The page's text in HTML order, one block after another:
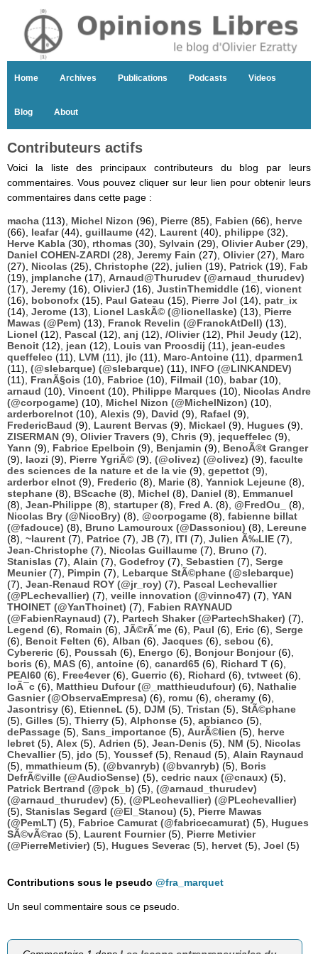
Home Archives Publications Podcasts Videos
Blog About
Contributeurs actifs
Voici la liste des principaux contributeurs du blog par leurs
commentaires. Vous pouvez cliquer sur leur lien pour obtenir leurs
commentaires dans cette page :
macha (113), Michel Nizon (96), Pierre (85), Fabien (66), herve
(66), leafar(44), guillaume (42), Laurent (40), philippe (32),
Herve Kabla (30), rthomas (30), Sylvain (29), Olivier Auber(29),
Daniel COHEN-ZARDI (28), Jeremy Fain (27), Olivier(27), Marc
(27), Nicolas (25), Christophe (22), julien (19), Patrick (19), Fab
(19), jmplanche (17), Arnaud@Thurudev (@arnaud_thurudev)
(17), Jeremy (16), OlivierJ (16), JustinThemiddle (16), vicnent
(16), bobonofx (15), Paul Gateau (15), Pierre Jol (14), patr_ix
(14), Jerome (13), Lionel LaskÃ© (@lionellaske) (13), Pierre
Mawas (@Pem) (13), Franck Revelin (@FranckAtDell) (13),
Lionel (12), Pascal (12), anj (12), /Olivier(12), Phil Jeudy (12),
Benoit (12), jean (12), Louis van Proosdij (11), jean-eudes
queffelec (11), LVM (11), jlc (11), Marc-Antoine (11), dparmen1
(11), (@slebarque) (@slebarque) (11), INFO (@LINKANDEV)
(11), FranÃ§ois (10), Fabrice (10), Filmail (10), babar(10),
arnaud (10), Vincent (10), Philippe Marques (10), Nicolas Andre
(@corpogame) (10), Michel Nizon (@MichelNizon) (10),
arderborelnot (10), Alexis (9), David (9), Rafael (9),
FredericBaud (9), Laurent Bervas (9), Mickael (9), Hugues (9),
ZISERMAN (9), Olivier Travers (9), Chris (9), jequeffelec (9),
Yann (9), Fabrice Epelboin (9), Benjamin (9), BenoÃ®t Granger
(9), laozi (9), Pierre YgriÃ© (9), (@olivez) (@olivez) (9), faculte
des sciences de la nature et de la vie (9), gepettot (9),
arderbor elnot (9), Frederic (8), Marie (8), Yannick Lejeune (8),
stephane (8), BScache (8), Michel (8), Daniel (8), Emmanuel
(8), Jean-Philippe (8), startuper(8), Fred A. (8), @FredOu_
(8),
Nicolas Bry (@NicoBry) (8), @corpogame (8), fabienne billat
(@fadouce) (8), Bruno Lamouroux (@Dassoniou) (8), Lereune
(8), ~laurent (7), Patrice (7), JB (7), ITI (7), Julien Ã‰LIE (7),
Jean-Christophe (7), Nicolas Guillaume (7), Bruno (7),
Stanislas (7), Alain (7), Godefroy (7), Sebastien (7), Serge
Meunier(7), Pimpin (7), Lebarque StÃ©phane (@slebarque)
(7), Jean-Renaud ROY (@jr_roy) (7), Pascal Lechevallier
(@PLechevallier) (7), veille innovation (@vinno47) (7), YAN
THOINET (@YanThoinet) (7), Fabien RAYNAUD
(@FabienRaynaud) (7), Partech Shaker (@PartechShaker) (7),
Legend (6), Romain (6), JÃ©rÃ´me (6), Paul (6), Eric (6), Serge
(6), Benoit Felten (6), Alban (6), Jacques (6), sebou (6),
Cybereric (6), Poussah (6), Energo (6), Bonjour Bonjour(6),
boris (6), MAS (6), antoine (6), canard65 (6), Richard T (6),
PEAI60 (6), Free4ever(6), Guerric (6), Richard (6), tvtweet (6),
loÃ¯c (6), Matthieu Dufour (@_matthieudufour) (6), Nathalie
Gasnier (@ObservaEmpresa) (6), romu (6), cheramy (6),
Jasontrisy (6), EtienneL (5), DJM (5), Tristan (5), StÃ©phane
(5), Gilles (5), Thierry (5), Alphonse (5), apbianco (5),
dePassage (5), Sans_importance (5), AurÃ©lien (5), herve
lebret (5), Alex (5), Adrien (5), Jean-Denis (5), NM (5), Nicolas
Chevallier(5), jdo (5), Youssef (5), Renaud (5), Alain Raynaud
(5), mmathieum (5), (@bvanryb) (@bvanryb) (5), Boris
DefrÃ©ville (@AudioSense) (5), cedric naux (@cnaux) (5),
Patrick Bertrand (@pck_b) (5), (@arnaud_thurudev)
(@arnaud_thurudev) (5), (@PLechevallier) (@PLechevallier)
(5), Stanislas Segard (@El_Stanou) (5), Pierre Mawas
(@PemLT) (5), Fabrice Camurat (@fabricecamurat) (5), Hugues
SÃ©vÃ©rac (5), Laurent Fournier(5), Pierre Metivier
(@PierreMetivier) (5), Hugues Severac (5), hervet (5), Joel (5)
Contributions sous le pseudo @fra_marquet
Un seul commentaire sous ce pseudo.